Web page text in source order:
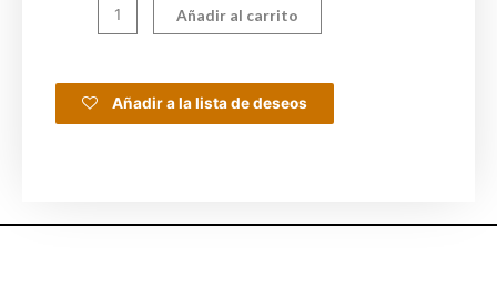
Añadir al carrito
Añadir a la lista de deseos